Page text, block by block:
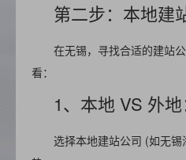
第二步：本地建
在无锡，寻找合适的建站
看：
1、本地 VS 外地
选择本地建站公司 (如无锡